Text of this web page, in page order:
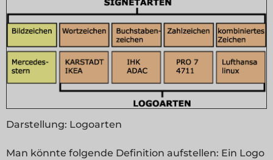
Darstellung: Logoarten
Man könnte folgende Definition aufstellen: Ein Logo